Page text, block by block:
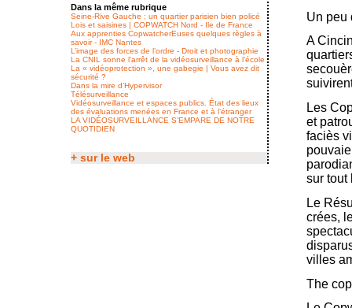
Un peu
A
Les
et
faciès
sur tout
Le
crées,
villes
The
Dans la même rubrique
Seine-Rive Gauche : un quartier parisien bien policé
Lois et saisines | COPWATCH Nord - Ile de France
Aux apprenties CopwatcherEuses quelques règles à
savoir - IMC Nantes
L’image des forces de l’ordre - Droit et photographie
La CNIL sonne l’arrêt de la vidéosurveillance à l’école
La « vidéoprotection », une gabegie | Vous avez dit
sécurité ?
Dans la mire d’Hypervisor
Télésurveillance
Vidéosurveillance et espaces publics. État des lieux
des évaluations menées en France et à l’étranger
LA VIDÉOSURVEILLANCE S’EMPARE DE NOTRE
QUOTIDIEN
+ sur le web